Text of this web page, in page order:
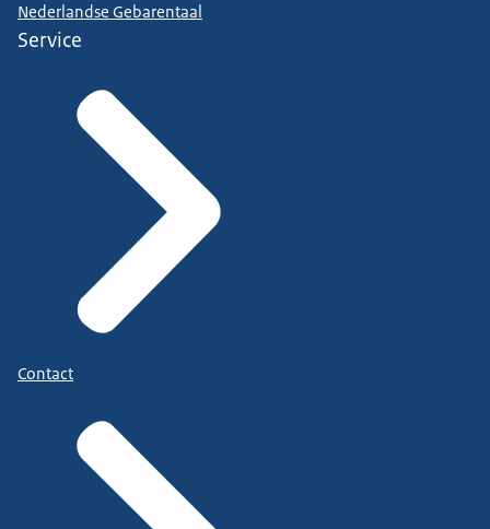
Nederlandse Gebarentaal
Service
Contact